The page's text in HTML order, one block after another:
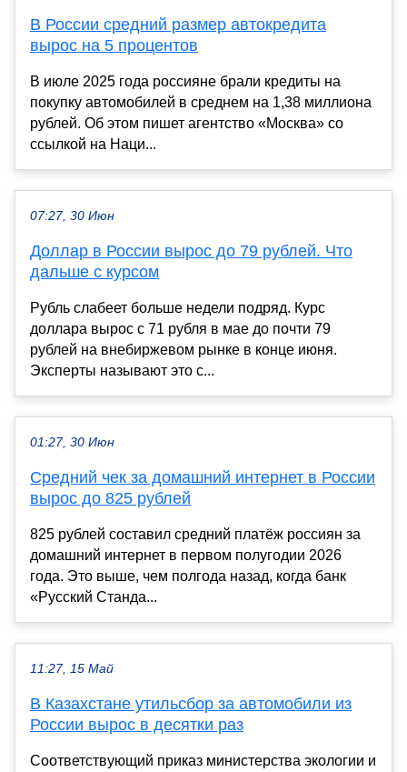
В России средний размер автокредита
вырос на 5 процентов
В июле 2025 года россияне брали кредиты на
покупку автомобилей в среднем на 1,38 миллиона
рублей. Об этом пишет агентство «Москва» со
ссылкой на Наци...
07:27, 30 Июн
Доллар в России вырос до 79 рублей. Что
дальше с курсом
Рубль слабеет больше недели подряд. Курс
доллара вырос с 71 рубля в мае до почти 79
рублей на внебиржевом рынке в конце июня.
Эксперты называют это с...
01:27, 30 Июн
Средний чек за домашний интернет в России
вырос до 825 рублей
825 рублей составил средний платёж россиян за
домашний интернет в первом полугодии 2026
года. Это выше, чем полгода назад, когда банк
«Русский Станда...
11:27, 15 Май
В Казахстане утильсбор за автомобили из
России вырос в десятки раз
Соответствующий приказ министерства экологии и